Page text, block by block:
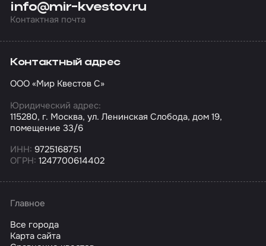
info@mir-kvestov.ru
Контактная почта
Контактный адрес
ООО «Мир Квестов С»
Юридический адрес:
115280, г. Москва, ул. Ленинская Слобода, дом 19,
помещение 33/6
ИНН: 9725168751
ОГРН: 1247700614402
Главное
Все города
Карта сайта